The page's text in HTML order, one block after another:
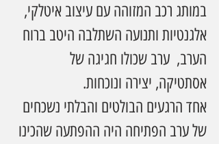
במותג רכב המזוהה עם עיצוב איטלקי,
אלגנטיות ותנועה השתלבה היטב ברוח
הערב,  ערב שכולו חגיגה של
אסתטיקה, יצירה ונוכחות.
אחד הרגעים הבולטים והבלתי נשכחים
של ערב הפתיחה היה ההפתעה שהכינו